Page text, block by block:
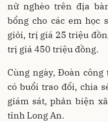
nữ nghèo trên địa
bổng cho các em học
giỏi, trị giá 25 triệu
trị giá 450 triệu đồng.
Cùng ngày, Đoàn
có buổi trao đổi, chia
giám sát, phản biện
tỉnh Long An.